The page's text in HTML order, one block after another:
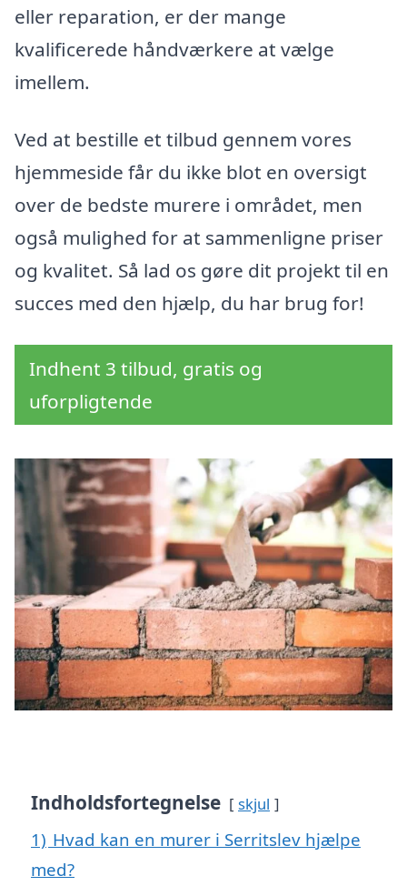
eller reparation, er der mange
kvalificerede håndværkere at vælge
imellem.
Ved at bestille et tilbud gennem vores
hjemmeside får du ikke blot en oversigt
over de bedste murere i området, men
også mulighed for at sammenligne priser
og kvalitet. Så lad os gøre dit projekt til en
succes med den hjælp, du har brug for!
Indhent 3 tilbud, gratis og
uforpligtende
Indholdsfortegnelse skjul
1) Hvad kan en murer i Serritslev hjælpe
med?